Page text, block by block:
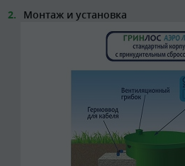
Монтаж и установка